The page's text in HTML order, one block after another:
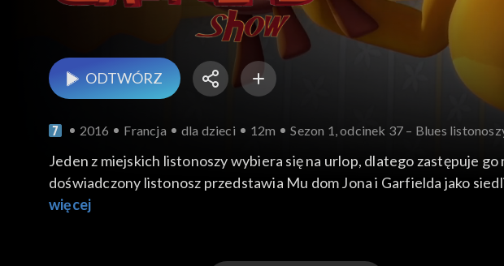
ODTWÓRZ
2016 Francja dla dzieci 12m Sezon 1, odcinek 37 – Blues
Jeden z miejskich listonoszy wybiera się na urlop, dlatego zastępuje
doświadczony listonosz przedstawia Mu dom Jona i Garfielda jako
dokuczać listonoszom. Jak poradzi sobie z nowym narybkiem miejskiej
więcej